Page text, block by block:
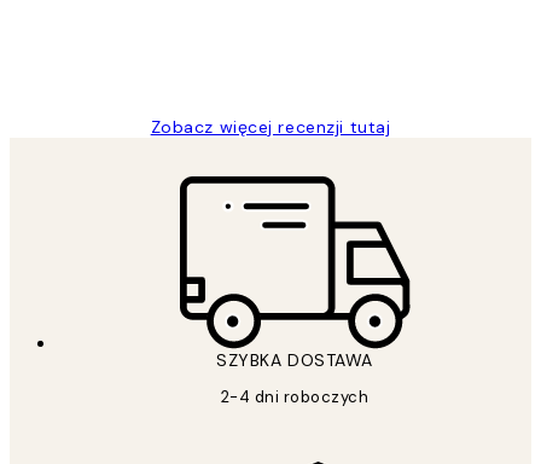
Zobacz więcej recenzji tutaj
SZYBKA DOSTAWA
2-4 dni roboczych